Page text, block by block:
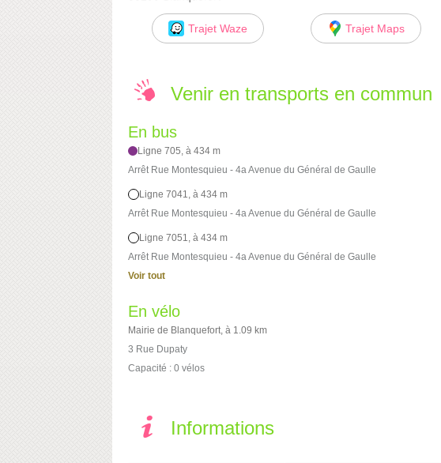
Trajet Waze Trajet Maps
Venir en transports en commun
En bus
Ligne 705, à 434 m
Arrêt Rue Montesquieu - 4a Avenue du Général de Gaulle
Ligne 7041, à 434 m
Arrêt Rue Montesquieu - 4a Avenue du Général de Gaulle
Ligne 7051, à 434 m
Arrêt Rue Montesquieu - 4a Avenue du Général de Gaulle
Voir tout
En vélo
Mairie de Blanquefort, à 1.09 km
3 Rue Dupaty
Capacité : 0 vélos
Informations